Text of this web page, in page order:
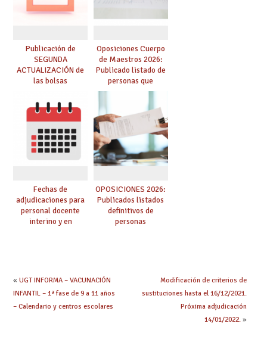
Publicación de
SEGUNDA
ACTUALIZACIÓN de
las bolsas
Cuerpo de Maestros
de especialidades
convocadas a
oposición
Oposiciones Cuerpo
de Maestros 2026:
Publicado listado de
personas que
adquieren nueva
especialidad
Fechas de
adjudicaciones para
personal docente
interino y en
OPOSICIONES 2026:
Publicados listados
definitivos de
personas
« UGT INFORMA – VACUNACIÓN
INFANTIL – 1ª fase de 9 a 11 años
– Calendario y centros escolares
Modificación de criterios de
sustituciones hasta el 16/12/2021.
Próxima adjudicación
14/01/2022.»